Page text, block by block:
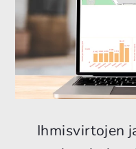
Ihmisvirtojen